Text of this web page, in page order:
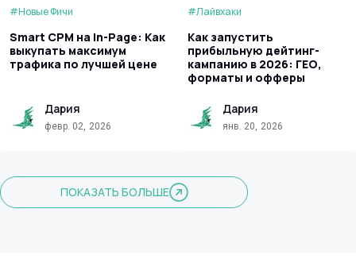
#Новые Фичи
Smart CPM на In-Page: Как
выкупать максимум
трафика по лучшей цене
Дария
февр. 02, 2026
#Лайвхаки
Как запустить
прибыльную дейтинг-
кампанию в 2026: ГЕО,
форматы и офферы
Дария
янв. 20, 2026
ПОКАЗАТЬ БОЛЬШЕ